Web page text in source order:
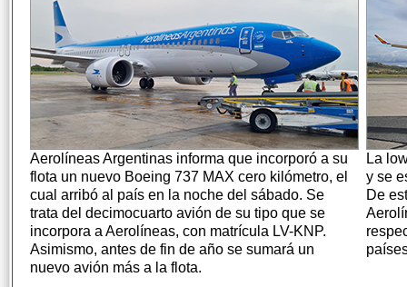
Aerolíneas Argentinas informa que incorporó a su
flota un nuevo Boeing 737 MAX cero kilómetro, el
cual arribó al país en la noche del sábado. Se
trata del decimocuarto avión de su tipo que se
incorpora a Aerolíneas, con matrícula LV-KNP.
Asimismo, antes de fin de año se sumará un
nuevo avión más a la flota.
La
y se
De